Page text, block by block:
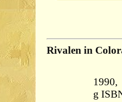
Rivalen in
1990,
g